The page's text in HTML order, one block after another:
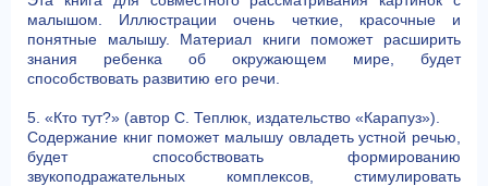
малышом. Иллюстрации очень четкие, красочные и
понятные малышу. Материал книги поможет расширить
знания ребенка об окружающем мире, будет
способствовать развитию его речи.
5. «Кто тут?» (автор С. Теплюк, издательство «Карапуз»).
Содержание книг поможет малышу овладеть устной речью,
будет способствовать формированию
звукоподражательных комплексов, стимулировать